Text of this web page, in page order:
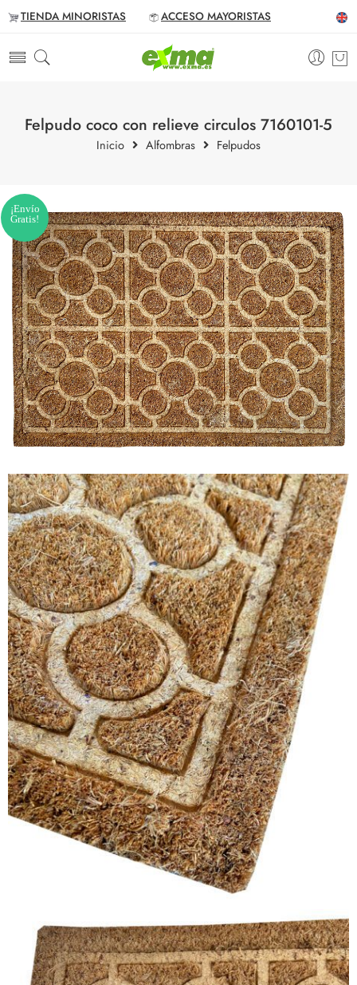
TIENDA MINORISTAS ACCESO MAYORISTAS
Felpudo coco con relieve circulos 7160101-5
Inicio Alfombras Felpudos
¡Envío
Gratis!